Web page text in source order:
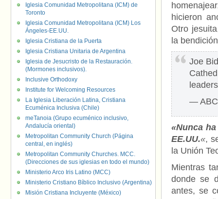
hicieron
Otro
la
Joe
— ABC
«Nunca
EE.UU.«,
la Unión
Mientras
donde se
antes, se
Iglesia Comunidad Metropolitana (ICM) de
Toronto
Iglesia Comunidad Metropolitana (ICM) Los
Ángeles-EE.UU.
Iglesia Cristiana de la Puerta
Iglesia Cristiana Unitaria de Argentina
Iglesia de Jesucristo de la Restauración.
(Mormones inclusivos).
Inclusive Orthodoxy
Institute for Welcoming Resources
La Iglesia Liberación Latina, Cristiana
Ecuménica Inclusiva (Chile)
meTanoia (Grupo ecuménico inclusivo,
Andalucía oriental)
Metropolitan Community Church (Página
central, en inglés)
Metropolitan Community Churches. MCC.
(Direcciones de sus iglesias en todo el mundo)
Ministerio Arco Iris Latino (MCC)
Ministerio Cristiano Bíblico Inclusivo (Argentina)
Misión Cristiana Incluyente (México)